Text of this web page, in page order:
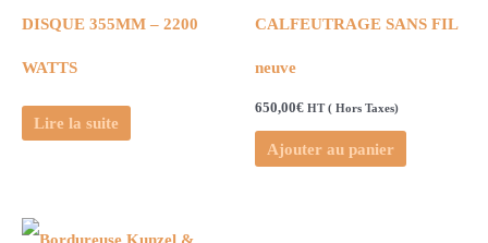
DISQUE 355MM – 2200
WATTS
Lire la suite
CALFEUTRAGE SANS FIL
neuve
650,00€ HT ( Hors Taxes)
Ajouter au panier